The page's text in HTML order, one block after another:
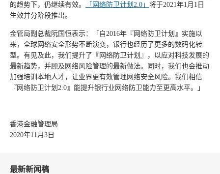
的趋势下，仍继续有效。
「网络防卫计划 2.0 」 将于2021年1月1日
生效并分阶段推出。
金管局副总裁阮国恒表示：「自2016年『网络防卫计划』实施以
来，全球网络安全形势不断演变，银行也经历了更多的数码化转
型。有见及此，我们提升了『网络防卫计划』，以应对科技发展的
最新趋势，并顾及网络风险管理的最新做法。同时，我们也会推动
加强培训本地人才，让业界更有效管理网络安全风险。我们相信
『网络防卫计划2.0』能提升银行业网络防卫能力至更高水平。」
香港金融管理局
2020年11月3日
最新新闻稿